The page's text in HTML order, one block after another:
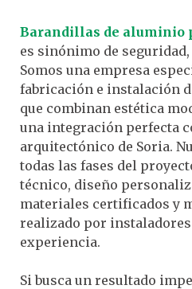
Barandillas de aluminio
es sinónimo de
Somos una empresa
fabricación e instalación
que combinan estética
una integración perfecta
arquitectónico de Soria.
todas las fases del
técnico, diseño
materiales certificados y
realizado por
experiencia.
Si busca un resultado